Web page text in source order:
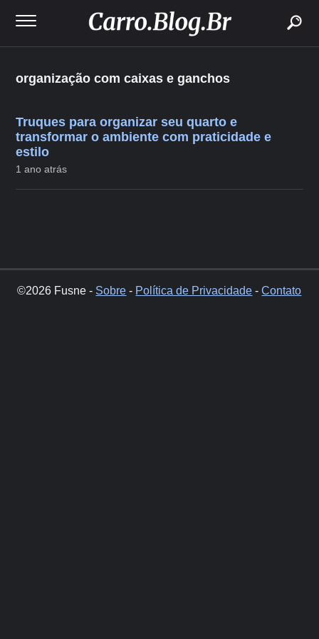
organização com caixas e ganchos
Truques para organizar seu quarto e
transformar o ambiente com praticidade e
estilo
1 ano atrás
©2026 Fusne - Sobre - Política de Privacidade -Contato